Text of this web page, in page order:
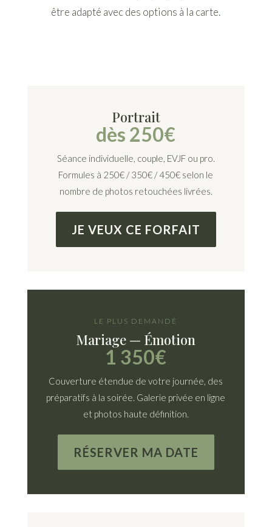
être adapté avec des options à la carte.
Portrait
dès 250€
Séance individuelle, couple, EVJF ou pro.
Formules à 250€ / 350€ / 450€ selon le
nombre de photos retouchées livrées.
JE VEUX CE FORFAIT
LE PLUS DEMANDÉ
Mariage — Émotion
1 350€
Couverture étendue de votre journée, des
préparatifs à la soirée. Galerie privée en ligne
et photos haute définition.
RÉSERVER MA DATE